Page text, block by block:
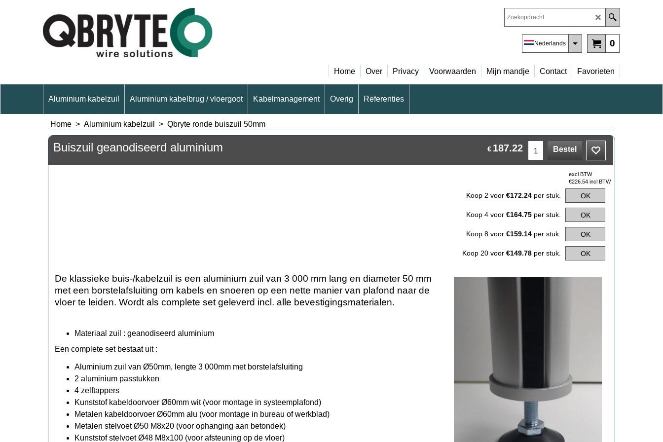
0
Nederlands
Home Over Privacy Voorwaarden Mijn mandje Contact Favorieten
Aluminium kabelzuil Aluminium kabelbrug / vloergoot Kabelmanagement Overig Referenties
Home > Aluminium kabelzuil > Qbryte ronde buiszuil 50mm
Buiszuil geanodiseerd aluminium € 187.22 Bestel
excl BTW
€226.54 incl BTW
Koop 2 voor€172.24 per stuk. OK
Koop 4 voor€164.75 per stuk. OK
Koop 8 voor€159.14 per stuk. OK
Koop 20 voor€149.78 per stuk. OK
De klassieke buis-/kabelzuil is een aluminium zuil van 3 000 mm lang en diameter 50 mm
met een borstelafsluiting om kabels en snoeren op een nette manier van plafond naar de
vloer te leiden. Wordt als complete set geleverd incl. alle bevestigingsmaterialen.
Materiaal zuil : geanodiseerd aluminium
Een complete set bestaat uit :
Aluminium zuil van Ø50mm, lengte 3 000mm met borstelafsluiting
2 aluminium passtukken
4 zelftappers
Kunststof kabeldoorvoer Ø60mm wit (voor montage in systeemplafond)
Metalen kabeldoorvoer Ø60mm alu (voor montage in bureau of werkblad)
Metalen stelvoet Ø50 M8x20 (voor ophanging aan betondek)
Kunststof stelvoet Ø48 M8x100 (voor afsteuning op de vloer)